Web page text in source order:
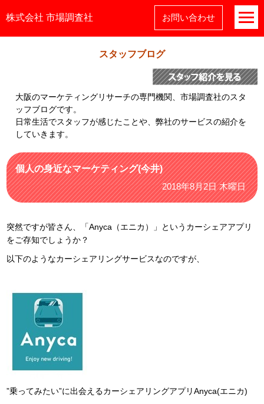
株式会社 市場調査社 お問い合わせ
スタッフブログ
大阪のマーケティングリサーチの専門機関、市場調査社のスタ
ッフブログです。
日常生活でスタッフが感じたことや、弊社のサービスの紹介を
していきます。
個人の身近なマーケティング(今井)
2018年8月2日 木曜日
突然ですが皆さん、「Anyca（エニカ）」というカーシェアアプリ
をご存知でしょうか？
以下のようなカーシェアリングサービスなのですが、
”乗ってみたい”に出会えるカーシェアリングアプリAnyca(エニカ)